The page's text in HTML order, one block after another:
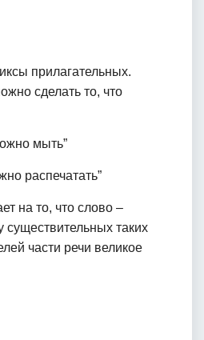
прилагательных.
сделать то, что
мыть”
распечатать”
на то, что слово –
существительных таких
части речи великое